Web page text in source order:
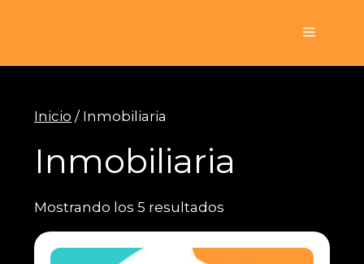
Menú
Inicio / Inmobiliaria
Inmobiliaria
Mostrando los 5 resultados